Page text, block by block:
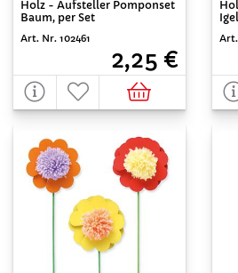
Holz - Aufsteller Pomponset
Baum, per Set
Art. Nr. 102461
2,25 €
Art.